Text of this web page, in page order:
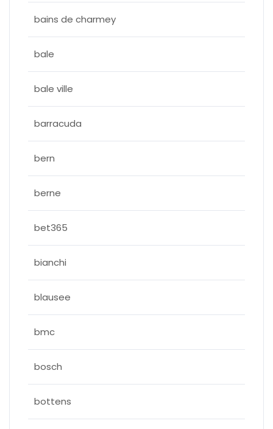
bains de charmey
bale
bale ville
barracuda
bern
berne
bet365
bianchi
blausee
bmc
bosch
bottens